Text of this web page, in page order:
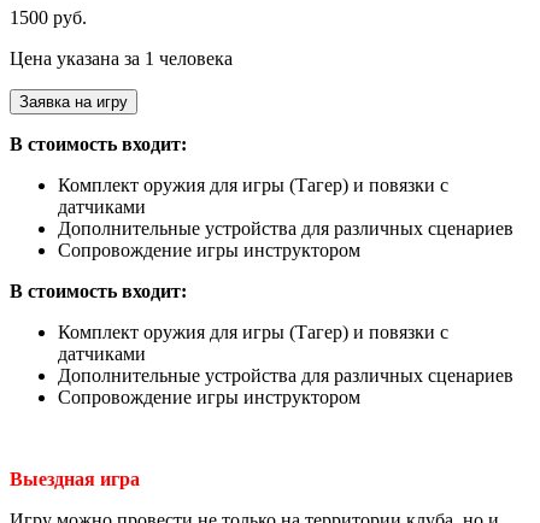
1500 руб.
Цена указана за 1 человека
Заявка на игру
В стоимость входит:
Комплект оружия для игры (Тагер) и повязки с
датчиками
Дополнительные устройства для различных сценариев
Сопровождение игры инструктором
В стоимость входит:
Комплект оружия для игры (Тагер) и повязки с
датчиками
Дополнительные устройства для различных сценариев
Сопровождение игры инструктором
Выездная игра